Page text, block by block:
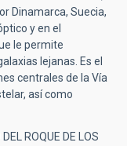
Dinamarca, Suecia,
y en el
le permite
lejanas. Es el
centrales de la Vía
así como
ROQUE DE LOS